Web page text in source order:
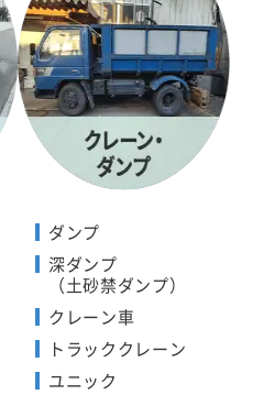
ダンプ
深ダンプ
（土砂禁ダンプ）
クレーン車
トラッククレーン
ユニック